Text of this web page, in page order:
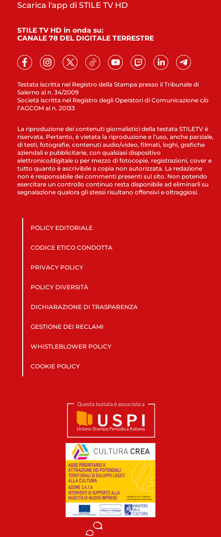
Testata iscritta nel Registro della Stampa presso il Tribunale di
Salerno al n. 34/2009
Società iscritta nel Registro degli Operatori di Comunicazione c/o
l’AGCOM al n. 20133
Scarica l'app di STILE TV HD
STILE TV HD in onda su:
CANALE 78 DEL DIGITALE TERRESTRE
La riproduzione dei contenuti giornalistici della testata STILETV è
riservata. Pertanto, è vietata la riproduzione e l’uso, anche parziale,
di testi, fotografie, contenuti audio/video, filmati, loghi, grafiche
aziendali e pubblicitarie, con qualsiasi dispositivo
elettronico/digitale o per mezzo di fotocopie, registrazioni, cover e
tutto quanto è ascrivibile a copia non autorizzata. La redazione
non è responsabile dei commenti presenti sul sito. Non potendo
esercitare un controllo continuo resta disponibile ad eliminarli su
segnalazione qualora gli stessi risultano offensivi e oltraggiosi.
POLICY EDITORIALE
CODICE ETICO CONDOTTA
PRIVACY POLICY
POLICY DIVERSITÀ
DICHIARAZIONE DI TRASPARENZA
GESTIONE DEI RECLAMI
WHISTLEBLOWER POLICY
COOKIE POLICY